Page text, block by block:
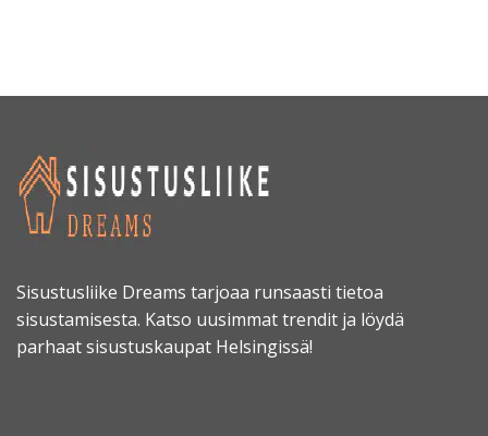
Sisustusliike Dreams tarjoaa runsaasti tietoa
sisustamisesta. Katso uusimmat trendit ja löydä
parhaat sisustuskaupat Helsingissä!